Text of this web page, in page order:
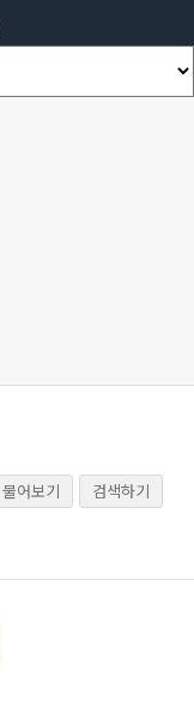
물어보기
검색하기